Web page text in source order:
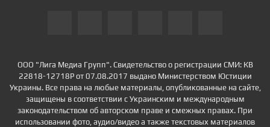
ООО "Лига Медиа Групп". Свидетельство о регистрации СМИ: КВ
22818-12718Р от 07.08.2017 выдано Министерством Юстиции
Украины. Все права на любые материалы, опубликованные на сайте,
защищены в соответствии с Украинским и международным
законодательством об авторском праве и смежных правах. При
использовании фото, аудио/видео а также текстовых материалов